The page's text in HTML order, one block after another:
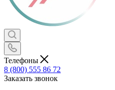
Телефоны
8 (800) 555 86 72
Заказать звонок